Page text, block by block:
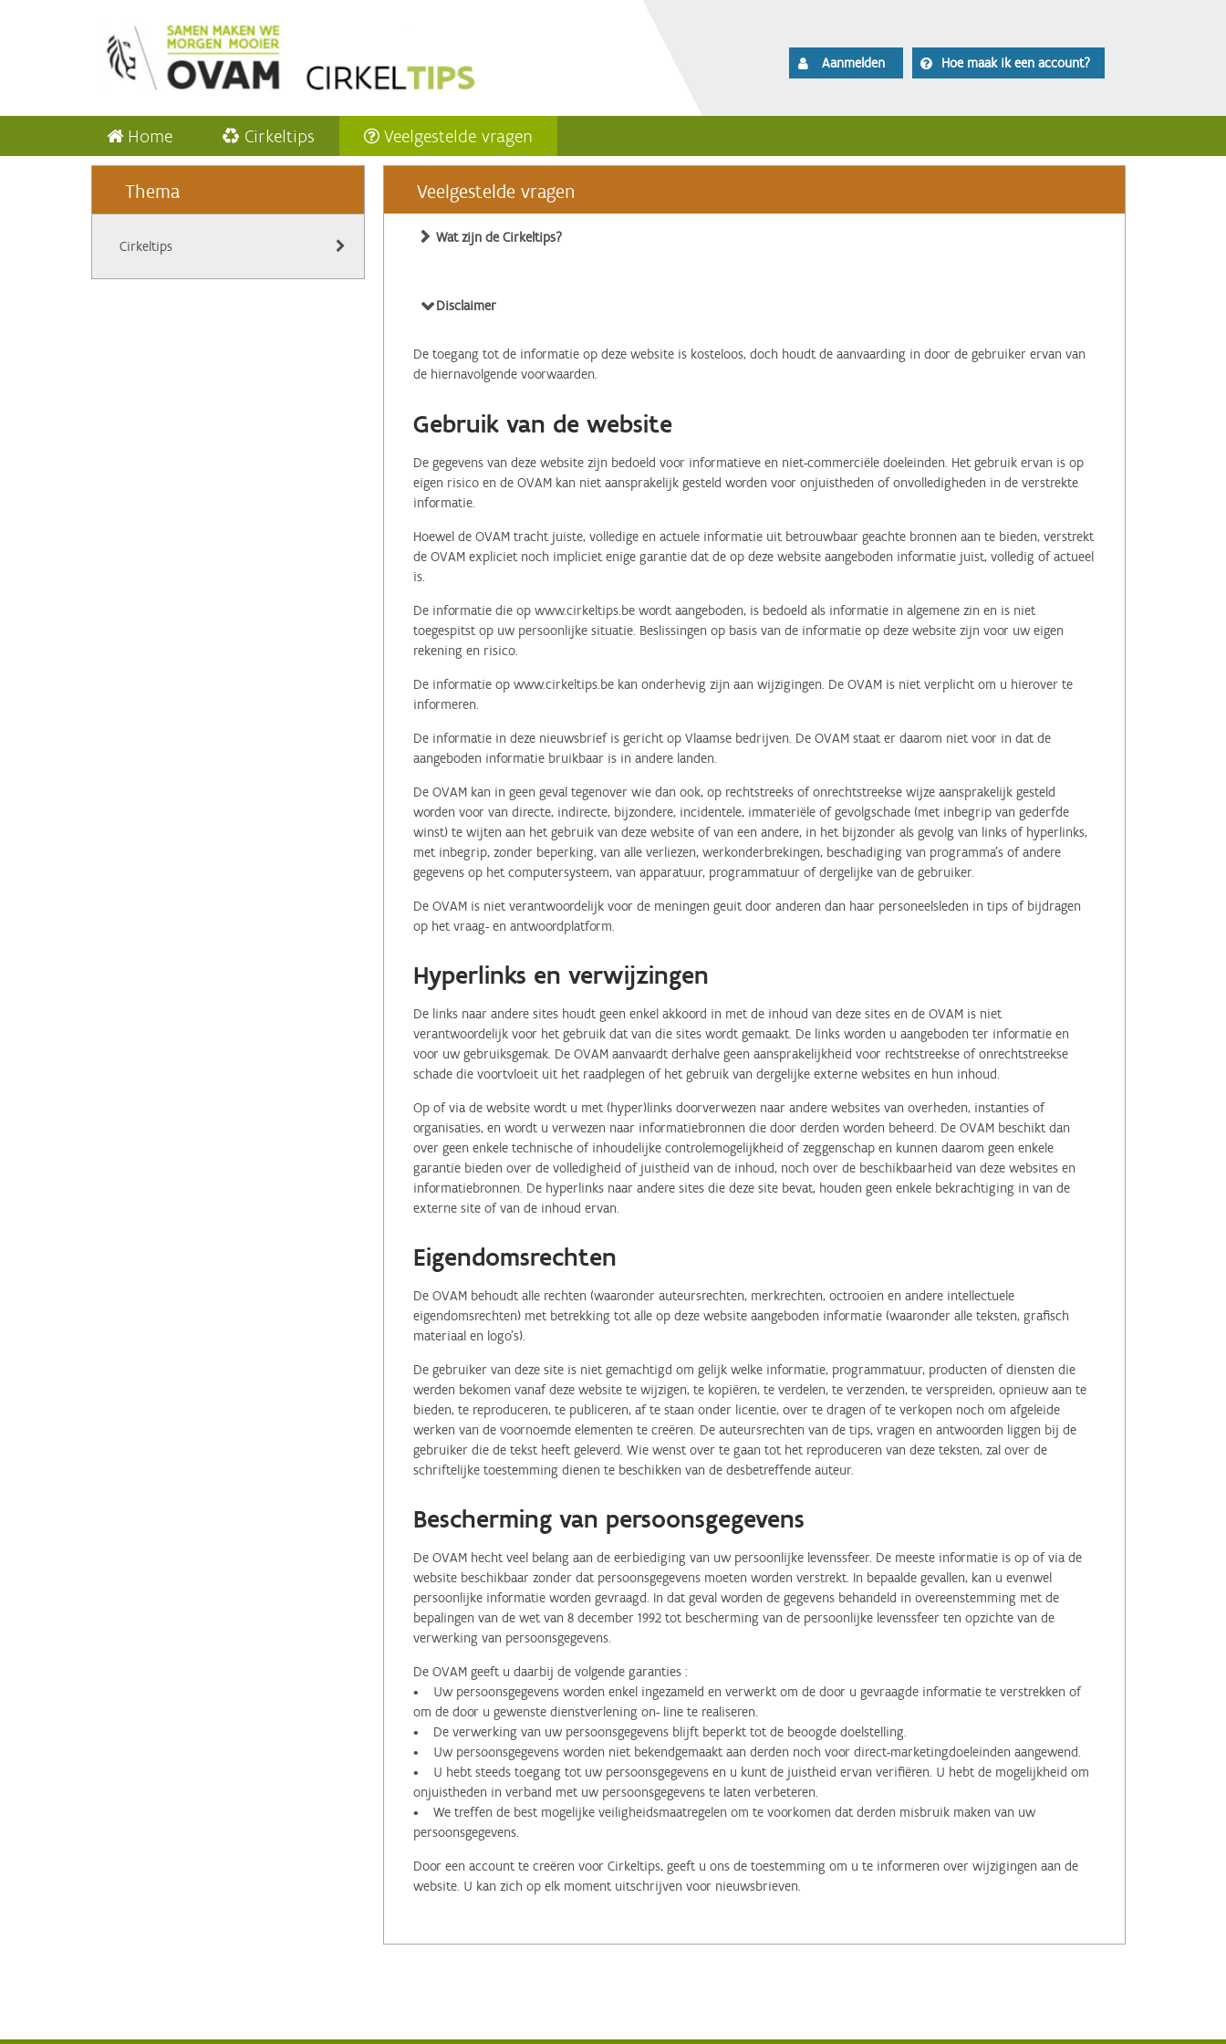
Aanmelden Hoe maak ik een account?
Home Cirkeltips Veelgestelde vragen
Thema
Cirkeltips
Veelgestelde vragen
Wat zijn de Cirkeltips?
Disclaimer
De toegang tot de informatie op deze website is kosteloos, doch houdt de aanvaarding in door de gebruiker ervan van
de hiernavolgende voorwaarden.
Gebruik van de website
De gegevens van deze website zijn bedoeld voor informatieve en niet-commerciële doeleinden. Het gebruik ervan is op
eigen risico en de OVAM kan niet aansprakelijk gesteld worden voor onjuistheden of onvolledigheden in de verstrekte
informatie.
Hoewel de OVAM tracht juiste, volledige en actuele informatie uit betrouwbaar geachte bronnen aan te bieden, verstrekt
de OVAM expliciet noch impliciet enige garantie dat de op deze website aangeboden informatie juist, volledig of actueel
is.
De informatie die op www.cirkeltips.be wordt aangeboden, is bedoeld als informatie in algemene zin en is niet
toegespitst op uw persoonlijke situatie. Beslissingen op basis van de informatie op deze website zijn voor uw eigen
rekening en risico.
De informatie op www.cirkeltips.be kan onderhevig zijn aan wijzigingen. De OVAM is niet verplicht om u hierover te
informeren.
De informatie in deze nieuwsbrief is gericht op Vlaamse bedrijven. De OVAM staat er daarom niet voor in dat de
aangeboden informatie bruikbaar is in andere landen.
De OVAM kan in geen geval tegenover wie dan ook, op rechtstreeks of onrechtstreekse wijze aansprakelijk gesteld
worden voor van directe, indirecte, bijzondere, incidentele, immateriële of gevolgschade (met inbegrip van gederfde
winst) te wijten aan het gebruik van deze website of van een andere, in het bijzonder als gevolg van links of hyperlinks,
met inbegrip, zonder beperking, van alle verliezen, werkonderbrekingen, beschadiging van programma's of andere
gegevens op het computersysteem, van apparatuur, programmatuur of dergelijke van de gebruiker.
De OVAM is niet verantwoordelijk voor de meningen geuit door anderen dan haar personeelsleden in tips of bijdragen
op het vraag- en antwoordplatform.
Hyperlinks en verwijzingen
De links naar andere sites houdt geen enkel akkoord in met de inhoud van deze sites en de OVAM is niet
verantwoordelijk voor het gebruik dat van die sites wordt gemaakt. De links worden u aangeboden ter informatie en
voor uw gebruiksgemak. De OVAM aanvaardt derhalve geen aansprakelijkheid voor rechtstreekse of onrechtstreekse
schade die voortvloeit uit het raadplegen of het gebruik van dergelijke externe websites en hun inhoud.
Op of via de website wordt u met (hyper)links doorverwezen naar andere websites van overheden, instanties of
organisaties, en wordt u verwezen naar informatiebronnen die door derden worden beheerd. De OVAM beschikt dan
over geen enkele technische of inhoudelijke controlemogelijkheid of zeggenschap en kunnen daarom geen enkele
garantie bieden over de volledigheid of juistheid van de inhoud, noch over de beschikbaarheid van deze websites en
informatiebronnen. De hyperlinks naar andere sites die deze site bevat, houden geen enkele bekrachtiging in van de
externe site of van de inhoud ervan.
Eigendomsrechten
De OVAM behoudt alle rechten (waaronder auteursrechten, merkrechten, octrooien en andere intellectuele
eigendomsrechten) met betrekking tot alle op deze website aangeboden informatie (waaronder alle teksten, grafisch
materiaal en logo's).
De gebruiker van deze site is niet gemachtigd om gelijk welke informatie, programmatuur, producten of diensten die
werden bekomen vanaf deze website te wijzigen, te kopiëren, te verdelen, te verzenden, te verspreiden, opnieuw aan te
bieden, te reproduceren, te publiceren, af te staan onder licentie, over te dragen of te verkopen noch om afgeleide
werken van de voornoemde elementen te creëren. De auteursrechten van de tips, vragen en antwoorden liggen bij de
gebruiker die de tekst heeft geleverd. Wie wenst over te gaan tot het reproduceren van deze teksten, zal over de
schriftelijke toestemming dienen te beschikken van de desbetreffende auteur.
Bescherming van persoonsgegevens
De OVAM hecht veel belang aan de eerbiediging van uw persoonlijke levenssfeer. De meeste informatie is op of via de
website beschikbaar zonder dat persoonsgegevens moeten worden verstrekt. In bepaalde gevallen, kan u evenwel
persoonlijke informatie worden gevraagd. In dat geval worden de gegevens behandeld in overeenstemming met de
bepalingen van de wet van 8 december 1992 tot bescherming van de persoonlijke levenssfeer ten opzichte van de
verwerking van persoonsgegevens.
De OVAM geeft u daarbij de volgende garanties :
• Uw persoonsgegevens worden enkel ingezameld en verwerkt om de door u gevraagde informatie te verstrekken of
om de door u gewenste dienstverlening on- line te realiseren.
• De verwerking van uw persoonsgegevens blijft beperkt tot de beoogde doelstelling.
• Uw persoonsgegevens worden niet bekendgemaakt aan derden noch voor direct-marketingdoeleinden aangewend.
• U hebt steeds toegang tot uw persoonsgegevens en u kunt de juistheid ervan verifiëren. U hebt de mogelijkheid om
onjuistheden in verband met uw persoonsgegevens te laten verbeteren.
• We treffen de best mogelijke veiligheidsmaatregelen om te voorkomen dat derden misbruik maken van uw
persoonsgegevens.
Door een account te creëren voor Cirkeltips, geeft u ons de toestemming om u te informeren over wijzigingen aan de
website. U kan zich op elk moment uitschrijven voor nieuwsbrieven.